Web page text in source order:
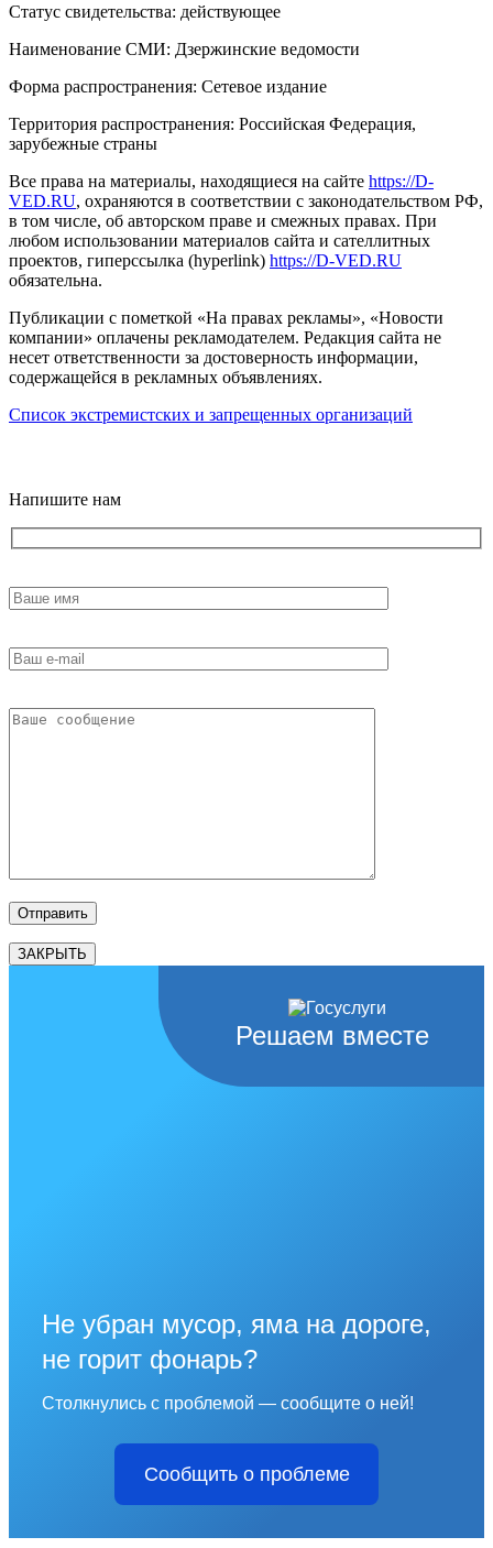
Статус свидетельства: действующее
Наименование СМИ: Дзержинские ведомости
Форма распространения: Сетевое издание
Территория распространения: Российская Федерация,
зарубежные страны
Все права на материалы, находящиеся на сайте https://D-
VED.RU, охраняются в соответствии с законодательством РФ,
в том числе, об авторском праве и смежных правах. При
любом использовании материалов сайта и сателлитных
проектов, гиперссылка (hyperlink) https://D-VED.RU
обязательна.
Публикации с пометкой «На правах рекламы», «Новости
компании» оплачены рекламодателем. Редакция сайта не
несет ответственности за достоверность информации,
содержащейся в рекламных объявлениях.
Список экстремистских и запрещенных организаций
Напишите нам
ЗАКРЫТЬ
Решаем вместе
Не убран мусор, яма на дороге,
не горит фонарь?
Столкнулись с проблемой — сообщите о ней!
Сообщить о проблеме